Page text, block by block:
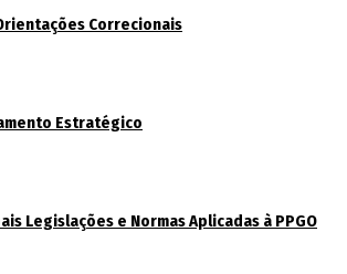
Correcionais
Estratégico
Legislações e Normas Aplicadas à PPGO